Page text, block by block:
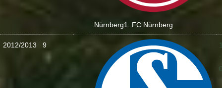
Nürnberg1. FC Nürnberg
2012/2013 9
: